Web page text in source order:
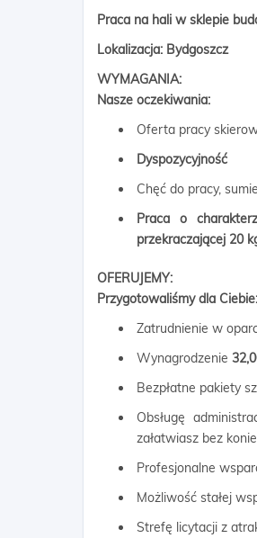
Praca na hali w sklepie
Lokalizacja: Bydgoszcz
WYMAGANIA:
Nasze oczekiwania:
Oferta pracy
Dyspozycyjność
Chęć do pracy,
Praca o
przekraczającej 20
OFERUJEMY:
Przygotowaliśmy dla Ciebie:
Zatrudnienie w
Wynagrodzenie
Bezpłatne pakiety
Obsługę
załatwiasz bez
Profesjonalne
Możliwość stałej
Strefę licytacji z